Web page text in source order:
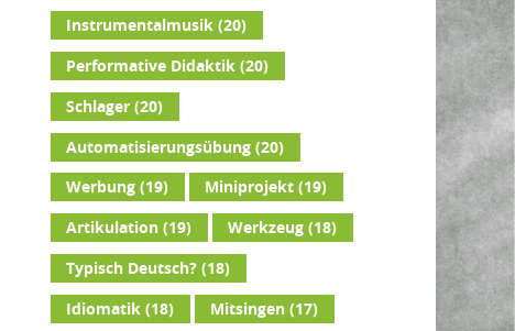
Instrumentalmusik (20)
Performative Didaktik (20)
Schlager (20)
Automatisierungsübung (20)
Werbung (19) Miniprojekt (19)
Artikulation (19) Werkzeug (18)
Typisch Deutsch? (18)
Idiomatik (18) Mitsingen (17)